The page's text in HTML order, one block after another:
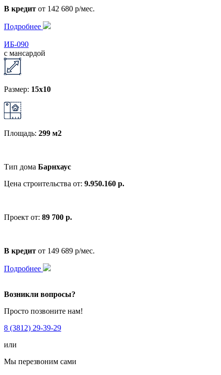
В кредит от 142 680 р/мес.
Подробнее
ИБ-090
с мансардой
Размер: 15x10
Площадь: 299 м2
Тип дома Барнхаус
Цена строительства от: 9.950.160 р.
Проект от: 89 700 р.
В кредит от 149 689 р/мес.
Подробнее
Возникли вопросы?
Просто позвоните нам!
8 (3812) 29-39-29
или
Мы перезвоним сами